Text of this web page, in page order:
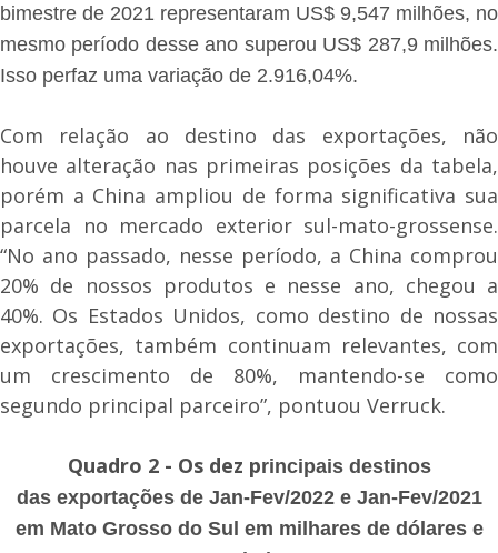
bimestre de 2021 representaram US$ 9,547 milhões, no
mesmo período desse ano superou US$ 287,9 milhões.
Isso perfaz uma variação de 2.916,04%.
Com relação ao destino das exportações, não
houve alteração nas primeiras posições da tabela,
porém a China ampliou de forma significativa sua
parcela no mercado exterior sul-mato-grossense.
“No ano passado, nesse período, a China comprou
20% de nossos produtos e nesse ano, chegou a
40%. Os Estados Unidos, como destino de nossas
exportações, também continuam relevantes, com
um crescimento de 80%, mantendo-se como
segundo principal parceiro”, pontuou Verruck.
Quadro 2 - Os dez principais destinos
dasexportações de Jan-Fev/2022 e Jan-Fev/2021
em Mato Grosso do Sul em milhares de dólarese